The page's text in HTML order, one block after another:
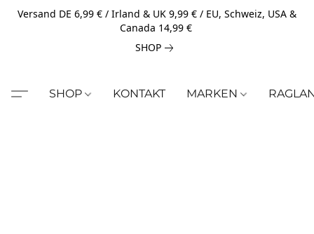
Versand DE 6,99 € / Irland & UK 9,99 € / EU, Schweiz, USA &
Canada 14,99 €
SHOP
SHOP KONTAKT MARKEN